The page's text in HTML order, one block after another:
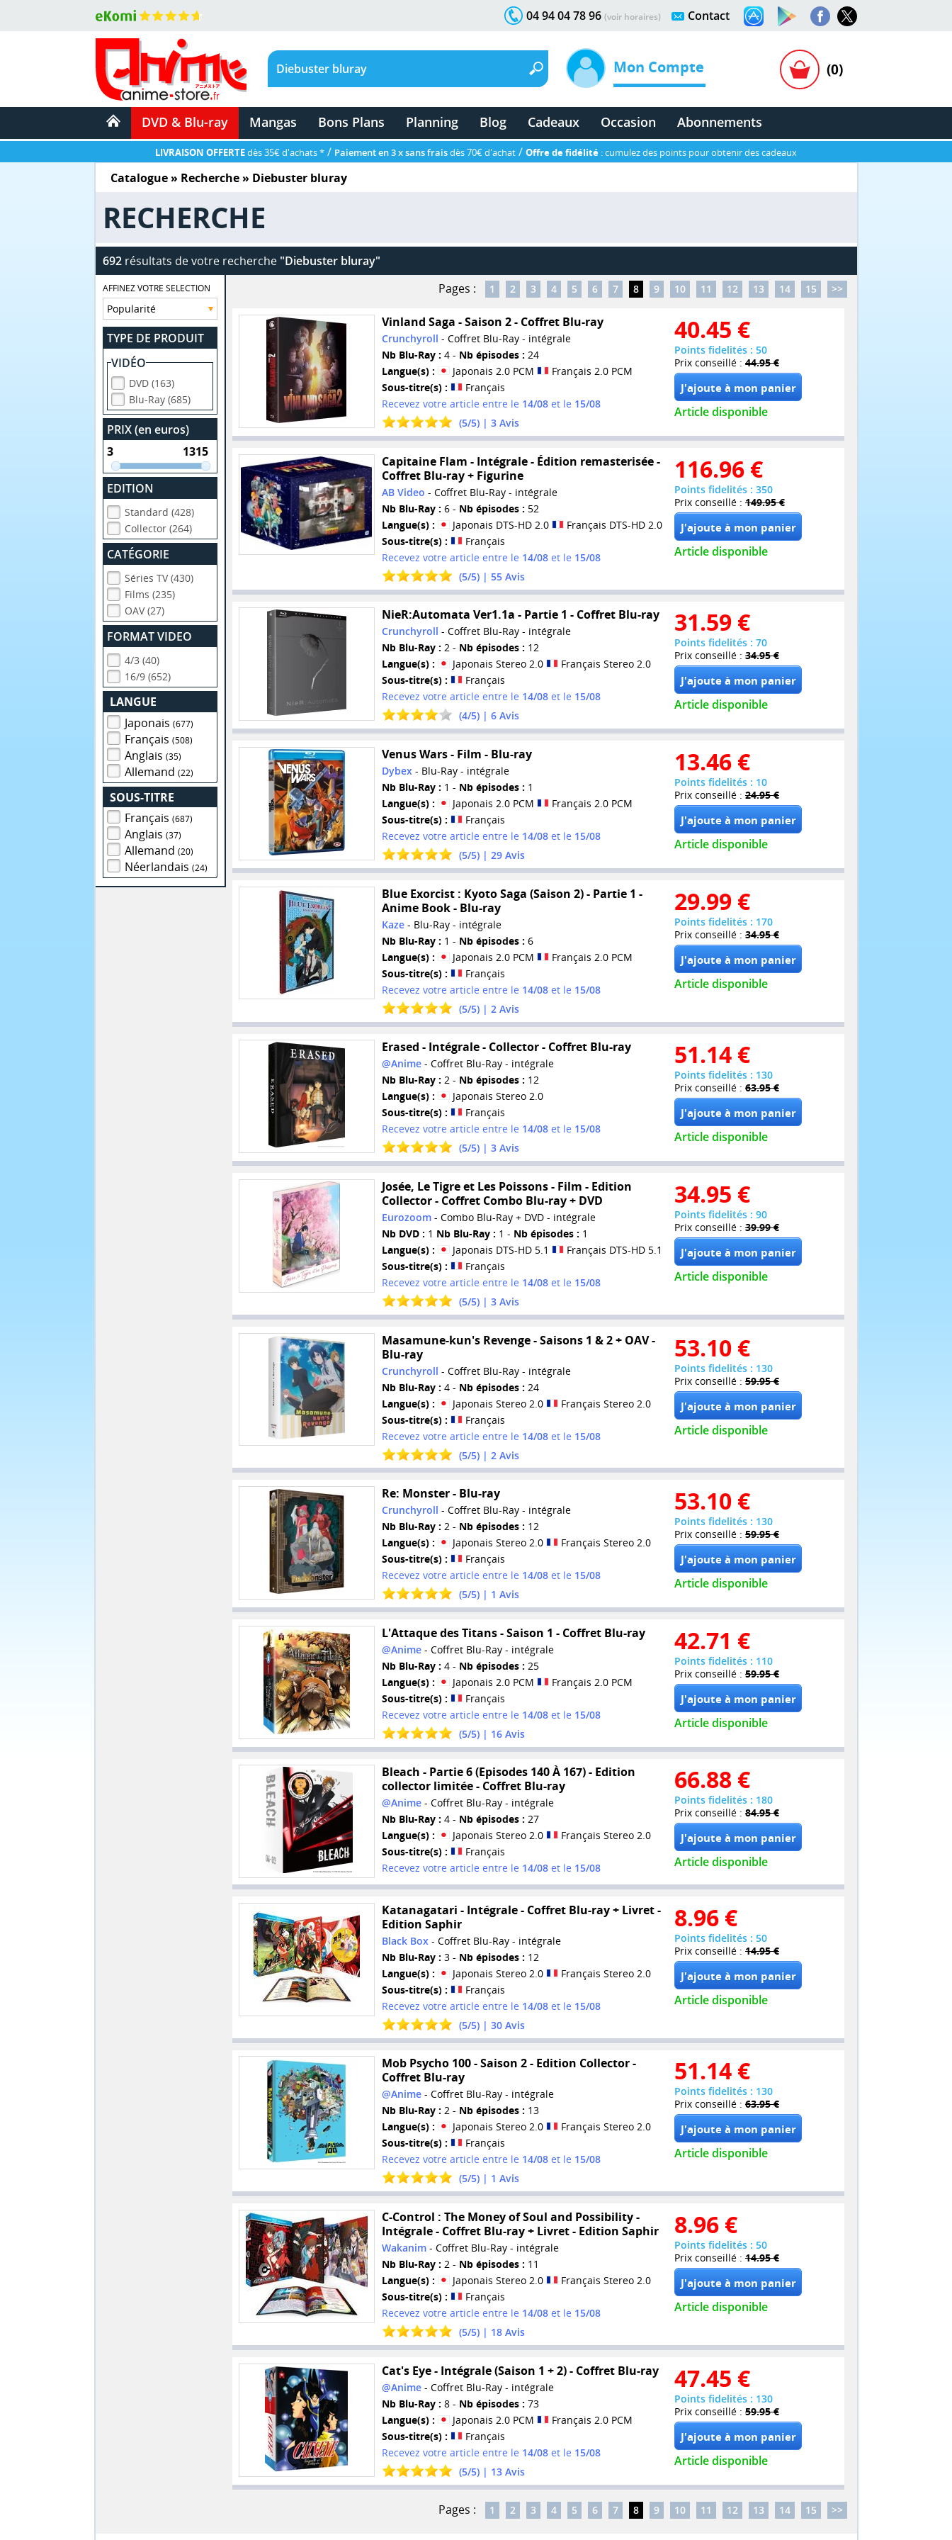
Contact
04 94 04 78 96 (voir horaires)
Mon Compte (0)
DVD & Blu-ray Mangas Bons Plans Planning Blog Cadeaux Occasion Abonnements
LIVRAISON OFFERTEdès 35€ d'achats * / Paiement en 3 x sans fraisdès 70€ d'achat / Offre de fidélité : cumulez des points pour obtenir des cadeaux
Catalogue» Recherche » Diebuster bluray
RECHERCHE
692résultats de votre recherche "Diebuster bluray"
AFFINEZ VOTRE SELECTION
TYPE DE PRODUIT
VIDÉO
DVD (163)
Blu-Ray (685)
PRIX (en euros)
EDITION
Standard (428)
Collector (264)
CATÉGORIE
Séries TV (430)
Films (235)
OAV (27)
FORMAT VIDEO
4/3 (40)
16/9 (652)
LANGUE
Japonais(677)
Français(508)
Anglais(35)
Allemand(22)
SOUS-TITRE
Français(687)
Anglais(37)
Allemand(20)
Néerlandais(24)
Pages : 1 2 3 4 5 6 7 8 9 10 11 12 13 14 15 >>
Vinland Saga - Saison 2 - Coffret Blu-ray
Crunchyroll - Coffret Blu-Ray - intégrale
Nb Blu-Ray : 4 - Nb épisodes : 24
Langue(s) :
Japonais 2.0 PCM
Français 2.0 PCM
Sous-titre(s) :
Français
Recevez votre article entre le 14/08et le 15/08
(5/5) | 3Avis
40.45 €
Points fidelités : 50
Prix conseillé : 44.95 €
Article disponible
Capitaine Flam - Intégrale - Édition remasterisée -
Coffret Blu-ray + Figurine
AB Video - Coffret Blu-Ray - intégrale
Nb Blu-Ray : 6 - Nb épisodes : 52
Langue(s) :
Japonais DTS-HD 2.0
Français DTS-HD 2.0
Sous-titre(s) :
Français
Recevez votre article entre le 14/08et le 15/08
(5/5) | 55Avis
116.96 €
Points fidelités : 350
Prix conseillé : 149.95 €
Article disponible
NieR:Automata Ver1.1a - Partie 1 - Coffret Blu-ray
Crunchyroll - Coffret Blu-Ray - intégrale
Nb Blu-Ray : 2 - Nb épisodes : 12
Langue(s) :
Japonais Stereo 2.0
Français Stereo 2.0
Sous-titre(s) :
Français
Recevez votre article entre le 14/08et le 15/08
(4/5) | 6Avis
31.59 €
Points fidelités : 70
Prix conseillé : 34.95 €
Article disponible
Venus Wars - Film - Blu-ray
Dybex- Blu-Ray - intégrale
Nb Blu-Ray : 1 - Nb épisodes : 1
Langue(s) :
Japonais 2.0 PCM
Français 2.0 PCM
Sous-titre(s) :
Français
Recevez votre article entre le 14/08et le 15/08
(5/5) | 29Avis
13.46 €
Points fidelités : 10
Prix conseillé : 24.95 €
Article disponible
Blue Exorcist : Kyoto Saga (Saison 2) - Partie 1 -
Anime Book - Blu-ray
Kaze- Blu-Ray - intégrale
Nb Blu-Ray : 1 - Nb épisodes : 6
Langue(s) :
Japonais 2.0 PCM
Français 2.0 PCM
Sous-titre(s) :
Français
Recevez votre article entre le 14/08et le 15/08
(5/5) | 2Avis
29.99 €
Points fidelités : 170
Prix conseillé : 34.95 €
Article disponible
Erased - Intégrale - Collector - Coffret Blu-ray
@Anime- Coffret Blu-Ray - intégrale
Nb Blu-Ray : 2 - Nb épisodes : 12
Langue(s) :
Japonais Stereo 2.0
Sous-titre(s) :
Français
Recevez votre article entre le 14/08et le 15/08
(5/5) | 3Avis
51.14 €
Points fidelités : 130
Prix conseillé : 63.95 €
Article disponible
Josée, Le Tigre et Les Poissons - Film - Edition
Collector - Coffret Combo Blu-ray + DVD
Eurozoom- Combo Blu-Ray + DVD - intégrale
Nb DVD : 1 Nb Blu-Ray : 1 - Nb épisodes : 1
Langue(s) :
Japonais DTS-HD 5.1
Français DTS-HD 5.1
Sous-titre(s) :
Français
Recevez votre article entre le 14/08et le 15/08
(5/5) | 3Avis
34.95 €
Points fidelités : 90
Prix conseillé : 39.99 €
Article disponible
Masamune-kun's Revenge - Saisons 1 & 2 + OAV -
Blu-ray
Crunchyroll - Coffret Blu-Ray - intégrale
Nb Blu-Ray : 4 - Nb épisodes : 24
Langue(s) :
Japonais Stereo 2.0
Français Stereo 2.0
Sous-titre(s) :
Français
Recevez votre article entre le 14/08et le 15/08
(5/5) | 2Avis
53.10 €
Points fidelités : 130
Prix conseillé : 59.95 €
Article disponible
Re: Monster - Blu-ray
Crunchyroll - Coffret Blu-Ray - intégrale
Nb Blu-Ray : 2 - Nb épisodes : 12
Langue(s) :
Japonais Stereo 2.0
Français Stereo 2.0
Sous-titre(s) :
Français
Recevez votre article entre le 14/08et le 15/08
(5/5) | 1 Avis
53.10 €
Points fidelités : 130
Prix conseillé : 59.95 €
Article disponible
L'Attaque des Titans - Saison 1 - Coffret Blu-ray
@Anime- Coffret Blu-Ray - intégrale
Nb Blu-Ray : 4 - Nb épisodes : 25
Langue(s) :
Japonais 2.0 PCM
Français 2.0 PCM
Sous-titre(s) :
Français
Recevez votre article entre le 14/08et le 15/08
(5/5) | 16Avis
42.71 €
Points fidelités : 110
Prix conseillé : 59.95 €
Article disponible
Bleach - Partie 6 (Episodes 140 À 167) - Edition
collector limitée - Coffret Blu-ray
@Anime- Coffret Blu-Ray - intégrale
Nb Blu-Ray : 4 - Nb épisodes : 27
Langue(s) :
Japonais Stereo 2.0
Français Stereo 2.0
Sous-titre(s) :
Français
Recevez votre article entre le 14/08et le 15/08
66.88 €
Points fidelités : 180
Prix conseillé : 84.95 €
Article disponible
Katanagatari - Intégrale - Coffret Blu-ray + Livret -
Edition Saphir
Black Box- Coffret Blu-Ray - intégrale
Nb Blu-Ray : 3 - Nb épisodes : 12
Langue(s) :
Japonais Stereo 2.0
Français Stereo 2.0
Sous-titre(s) :
Français
Recevez votre article entre le 14/08et le 15/08
(5/5) | 30Avis
8.96 €
Points fidelités : 50
Prix conseillé : 14.95 €
Article disponible
Mob Psycho 100 - Saison 2 - Edition Collector -
Coffret Blu-ray
@Anime- Coffret Blu-Ray - intégrale
Nb Blu-Ray : 2 - Nb épisodes : 13
Langue(s) :
Japonais Stereo 2.0
Français Stereo 2.0
Sous-titre(s) :
Français
Recevez votre article entre le 14/08et le 15/08
(5/5) | 1 Avis
51.14 €
Points fidelités : 130
Prix conseillé : 63.95 €
Article disponible
C-Control : The Money of Soul and Possibility -
Intégrale - Coffret Blu-ray + Livret - Edition Saphir
Wakanim- Coffret Blu-Ray - intégrale
Nb Blu-Ray : 2 - Nb épisodes : 11
Langue(s) :
Japonais Stereo 2.0
Français Stereo 2.0
Sous-titre(s) :
Français
Recevez votre article entre le 14/08et le 15/08
(5/5) | 18Avis
8.96 €
Points fidelités : 50
Prix conseillé : 14.95 €
Article disponible
Cat's Eye - Intégrale (Saison 1 + 2) - Coffret Blu-ray
@Anime- Coffret Blu-Ray - intégrale
Nb Blu-Ray : 8 - Nb épisodes : 73
Langue(s) :
Japonais 2.0 PCM
Français 2.0 PCM
Sous-titre(s) :
Français
Recevez votre article entre le 14/08et le 15/08
(5/5) | 13Avis
47.45 €
Points fidelités : 130
Prix conseillé : 59.95 €
Article disponible
Pages : 1 2 3 4 5 6 7 8 9 10 11 12 13 14 15 >>